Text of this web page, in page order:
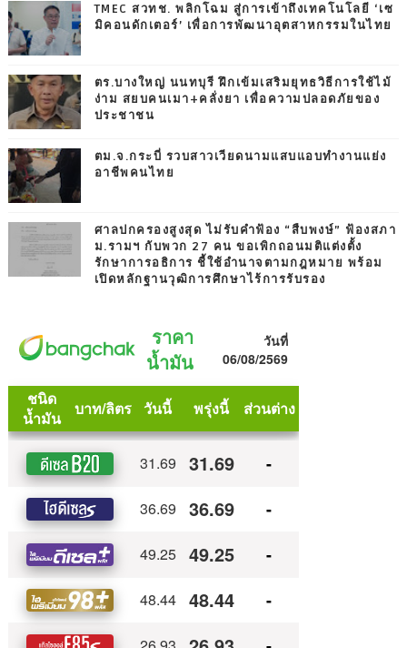
TMEC สวทช. พลิกโฉม สู่การเข้าถึงเทคโนโลยี ‘เซ
มิคอนดักเตอร์’ เพื่อการพัฒนาอุตสาหกรรมในไทย
ตร.บางใหญ่ นนทบุรี ฝึกเข้มเสริมยุทธวิธีการใช้ไม้
ง่าม สยบคนเมา+คลั่งยา เพื่อความปลอดภัยของ
ประชาชน
ตม.จ.กระบี่ รวบสาวเวียดนามแสบแอบทำงานแย่ง
อาชีพคนไทย
ศาลปกครองสูงสุด ไม่รับคำฟ้อง “สืบพงษ์” ฟ้องสภา
ม.รามฯ กับพวก 27 คน ขอเพิกถอนมติแต่งตั้ง
รักษาการอธิการ ชี้ใช้อำนาจตามกฎหมาย พร้อม
เปิดหลักฐานวุฒิการศึกษาไร้การรับรอง